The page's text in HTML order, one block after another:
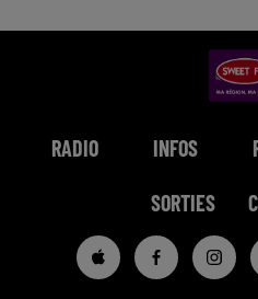
RADIO INFOS
SORTIES